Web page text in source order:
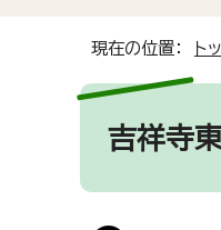
現在の位置： ト
吉祥寺